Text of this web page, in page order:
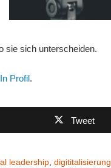
sie sich unterscheiden.
Profil .
Tweet
leadership, digititalisierung